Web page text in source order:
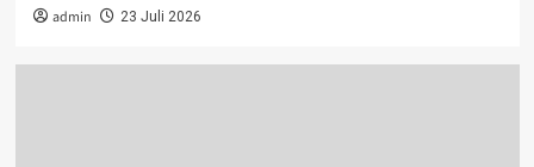
admin 23 Juli 2026